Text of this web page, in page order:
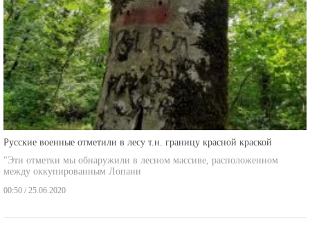
Русские военные отметили в лесу т.н. границу красной краской
"Эти отметки мы обнаружили в лесном массиве, расположенном
между оккупированным Лопани
00:50 / 25.06.2020